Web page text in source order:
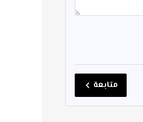
متابعة